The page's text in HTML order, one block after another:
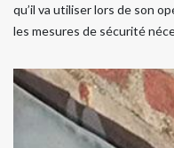
qu’il va utiliser lors de son
les mesures de sécurité